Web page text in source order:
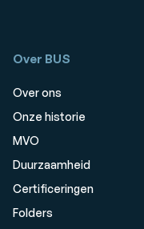
Over BUS
Over ons
Onze historie
MVO
Duurzaamheid
Certificeringen
Folders